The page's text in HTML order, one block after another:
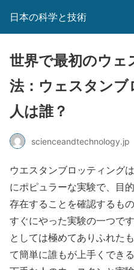
日本の科学と技術
世界で最初のウェ
法：ウェスタンブ
人は誰？
scienceandtechnology.jp
ウエスタンブロッティング
にポピュラーな実験で、目
存在することを確認するも
すぐにやった実験の一つで
としては極めてありふれた
て簡単に誰もが上手くでき